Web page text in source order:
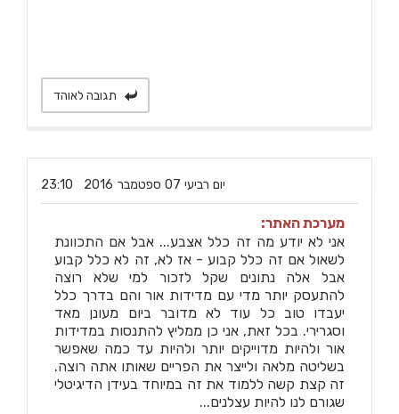
תגובה לאוהד
‏יום רביעי ‏07 ‏ספטמבר ‏2016 23:10
מערכת האתר:
אני לא יודע מה זה כלל אצבע... אבל אם התכוונת
לשאול אם זה כלל קבוע - אז לא, זה לא כלל קבוע
אבל אלה נתונים שקל לזכור למי שלא רוצה
להתעסק יותר מדי עם מדידות אור והם בדרך כלל
יעבדו טוב כל עוד לא מדובר ביום מעונן מאד
וסגרירי. בכל זאת, אני כן ממליץ להתנסות במדידות
אור ולהיות מדוייקים יותר ולהיות עד כמה שאפשר
בשליטה מלאה ולייצר את הפריים שאותו אתה רוצה.
זה קצת קשה ללמוד את זה במיוחד בעידן הדיגיטלי
שגורם לנו להיות עצלנים...